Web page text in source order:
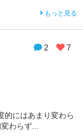
もっと見る
2 7
的にはあまり変わら
わらず...